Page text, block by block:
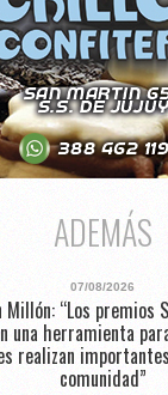
ADEMÁS
07/08/2026
Millón: “Los premios
una herramienta
realizan
comunidad”